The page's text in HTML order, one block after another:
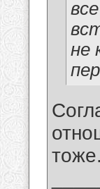
не
тоже.